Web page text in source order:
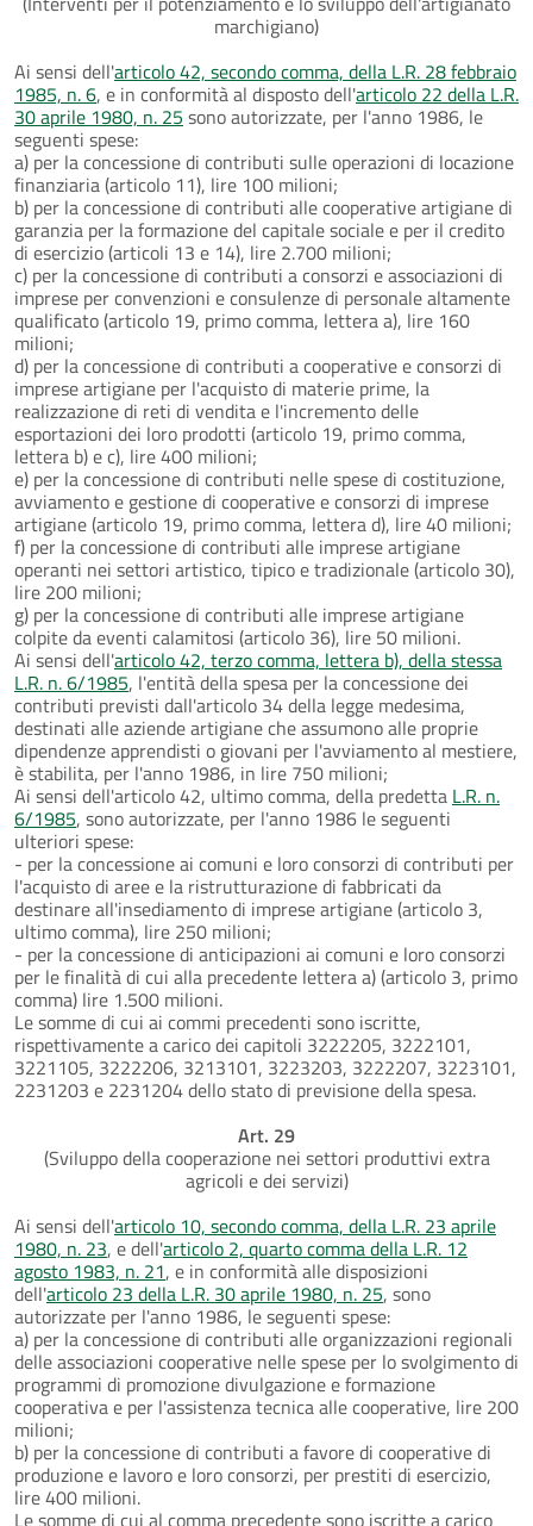
marchigiano)
Ai sensi dell'articolo 42, secondo comma, della L.R. 28 febbraio
1985, n. 6, e in conformità al disposto dell'articolo 22 della L.R.
30 aprile 1980, n. 25 sono autorizzate, per l'anno 1986, le
seguenti spese:
a) per la concessione di contributi sulle operazioni di locazione
finanziaria (articolo 11), lire 100 milioni;
b) per la concessione di contributi alle cooperative artigiane di
garanzia per la formazione del capitale sociale e per il credito
di esercizio (articoli 13 e 14), lire 2.700 milioni;
c) per la concessione di contributi a consorzi e associazioni di
imprese per convenzioni e consulenze di personale altamente
qualificato (articolo 19, primo comma, lettera a), lire 160
milioni;
d) per la concessione di contributi a cooperative e consorzi di
imprese artigiane per l'acquisto di materie prime, la
realizzazione di reti di vendita e l'incremento delle
esportazioni dei loro prodotti (articolo 19, primo comma,
lettera b) e c), lire 400 milioni;
e) per la concessione di contributi nelle spese di costituzione,
avviamento e gestione di cooperative e consorzi di imprese
artigiane (articolo 19, primo comma, lettera d), lire 40 milioni;
f) per la concessione di contributi alle imprese artigiane
operanti nei settori artistico, tipico e tradizionale (articolo 30),
lire 200 milioni;
g) per la concessione di contributi alle imprese artigiane
colpite da eventi calamitosi (articolo 36), lire 50 milioni.
Ai sensi dell'articolo 42, terzo comma, lettera b), della stessa
L.R. n. 6/1985, l'entità della spesa per la concessione dei
contributi previsti dall'articolo 34 della legge medesima,
destinati alle aziende artigiane che assumono alle proprie
dipendenze apprendisti o giovani per l'avviamento al mestiere,
è stabilita, per l'anno 1986, in lire 750 milioni;
Ai sensi dell'articolo 42, ultimo comma, della predetta L.R. n.
6/1985, sono autorizzate, per l'anno 1986 le seguenti
ulteriori spese:
- per la concessione ai comuni e loro consorzi di contributi per
l'acquisto di aree e la ristrutturazione di fabbricati da
destinare all'insediamento di imprese artigiane (articolo 3,
ultimo comma), lire 250 milioni;
- per la concessione di anticipazioni ai comuni e loro consorzi
per le finalità di cui alla precedente lettera a) (articolo 3, primo
comma) lire 1.500 milioni.
Le somme di cui ai commi precedenti sono iscritte,
rispettivamente a carico dei capitoli 3222205, 3222101,
3221105, 3222206, 3213101, 3223203, 3222207, 3223101,
2231203 e 2231204 dello stato di previsione della spesa.
Art. 29
(Sviluppo della cooperazione nei settori produttivi extra
agricoli e dei servizi)
Ai sensi dell'articolo 10, secondo comma, della L.R. 23 aprile
1980, n. 23, e dell'articolo 2, quarto comma della L.R. 12
agosto 1983, n. 21, e in conformità alle disposizioni
dell'articolo 23 della L.R. 30 aprile 1980, n. 25, sono
autorizzate per l'anno 1986, le seguenti spese:
a) per la concessione di contributi alle organizzazioni regionali
delle associazioni cooperative nelle spese per lo svolgimento di
programmi di promozione divulgazione e formazione
cooperativa e per l'assistenza tecnica alle cooperative, lire 200
milioni;
b) per la concessione di contributi a favore di cooperative di
produzione e lavoro e loro consorzi, per prestiti di esercizio,
lire 400 milioni.
Le somme di cui al comma precedente sono iscritte a carico